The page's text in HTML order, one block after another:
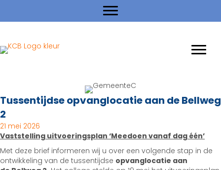
Tussentijdse opvanglocatie aan de Bellweg
2
21 mei 2026
Vaststelling uitvoeringsplan ‘Meedoen vanaf dag één’
Met deze brief informeren wij u over een volgende stap in de
ontwikkeling van de tussentijdse opvanglocatie aan